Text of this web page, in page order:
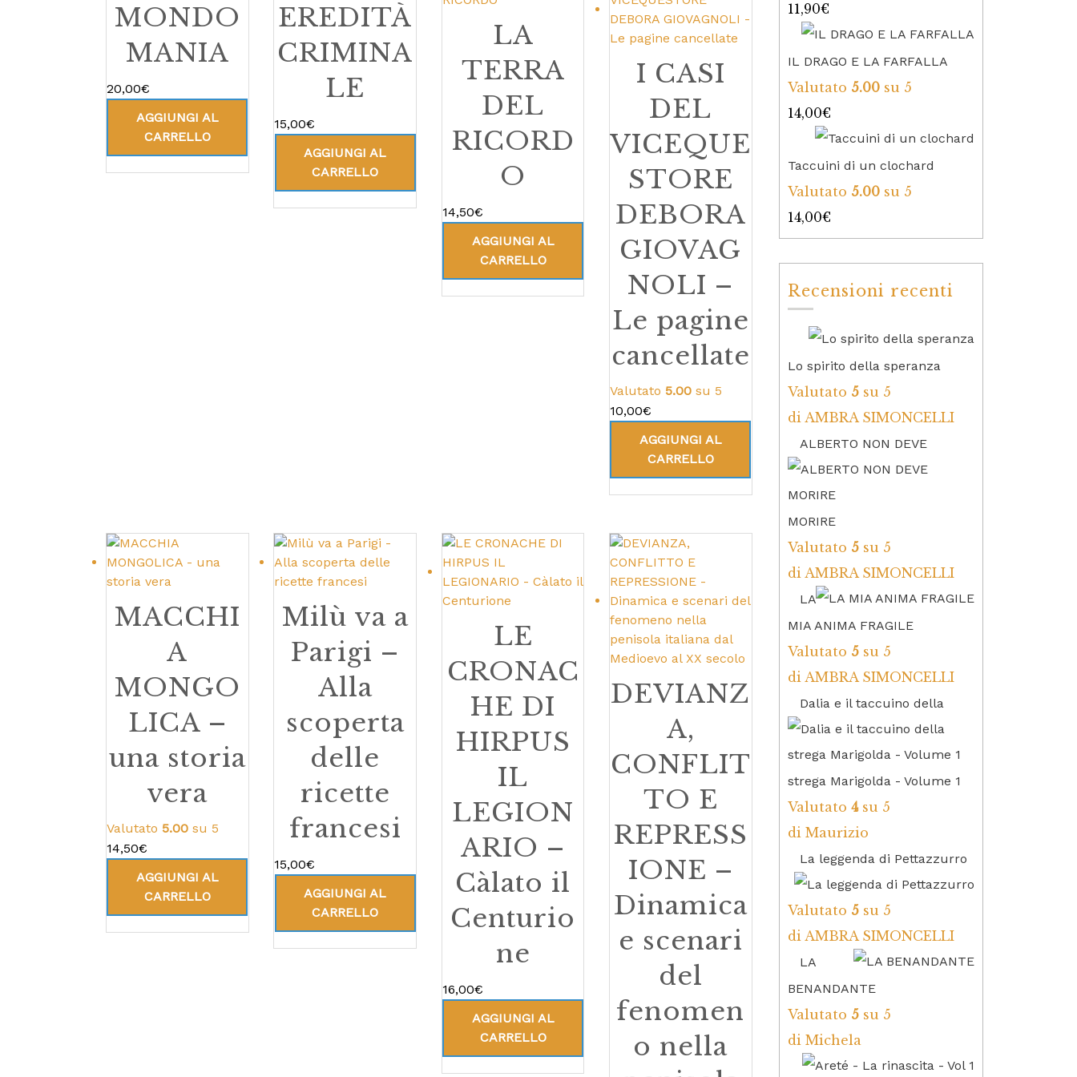
MONDO
MANIA
20,00€
AGGIUNGI AL
CARRELLO
EREDITÀ
CRIMINA
LE
15,00€
AGGIUNGI AL
CARRELLO
LA
TERRA
DEL
RICORD
O
14,50€
AGGIUNGI AL
CARRELLO
I CASI
DEL
VICEQUE
STORE
DEBORA
GIOVAG
NOLI –
Le pagine
cancellate
Valutato 5.00 su 5
10,00€
AGGIUNGI AL
CARRELLO
MACCHI
A
MONGO
LICA –
una storia
vera
Valutato 5.00 su 5
14,50€
AGGIUNGI AL
CARRELLO
Milù va a
Parigi –
Alla
scoperta
delle
ricette
francesi
15,00€
AGGIUNGI AL
CARRELLO
LE
CRONAC
HE DI
HIRPUS
IL
LEGION
ARIO –
Càlato il
Centurio
ne
16,00€
AGGIUNGI AL
CARRELLO
DEVIANZ
A,
CONFLIT
TO E
REPRESS
IONE –
Dinamica
e scenari
del
fenomen
o nella
11,90€
IL DRAGO E LA FARFALLA
Valutato 5.00 su 5
14,00€
Taccuini di un clochard
Valutato 5.00 su 5
14,00€
Recensioni recenti
Lo spirito della speranza
Valutato 5 su 5
di AMBRA SIMONCELLI
ALBERTO NON DEVE
MORIRE
Valutato 5 su 5
di AMBRA SIMONCELLI
LA
MIA ANIMA FRAGILE
Valutato 5 su 5
di AMBRA SIMONCELLI
Dalia e il taccuino della
strega Marigolda - Volume 1
Valutato 4su 5
di Maurizio
La leggenda di Pettazzurro
Valutato 5 su 5
di AMBRA SIMONCELLI
LA
BENANDANTE
Valutato 5 su 5
di Michela